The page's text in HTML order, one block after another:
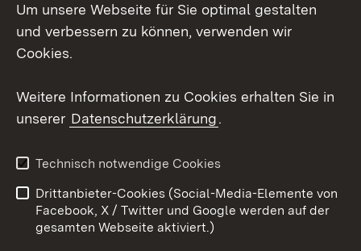
X / Twitter
Youtube
Kontakt
Datenschutz
Barrierefreiheit
Impressum Cookies
Um unsere Webseite für Sie optimal gestalten
und verbessern zu können, verwenden wir
Cookies.
Weitere Informationen zu Cookies erhalten Sie in
unserer Datenschutzerklärung.
Technisch notwendige Cookies
Drittanbieter-Cookies (Social-Media-Elemente von
Facebook, X / Twitter und Google werden auf der
gesamten Webseite aktiviert.)